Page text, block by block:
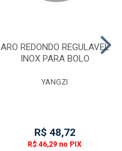
ARO REDONDO REGULAVEL
INOX PARA BOLO
YANGZI
R$ 48,72
R$ 46,29 no PIX